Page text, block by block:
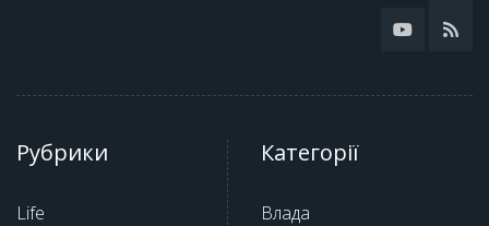
Рубрики
Life
Категорії
Влада